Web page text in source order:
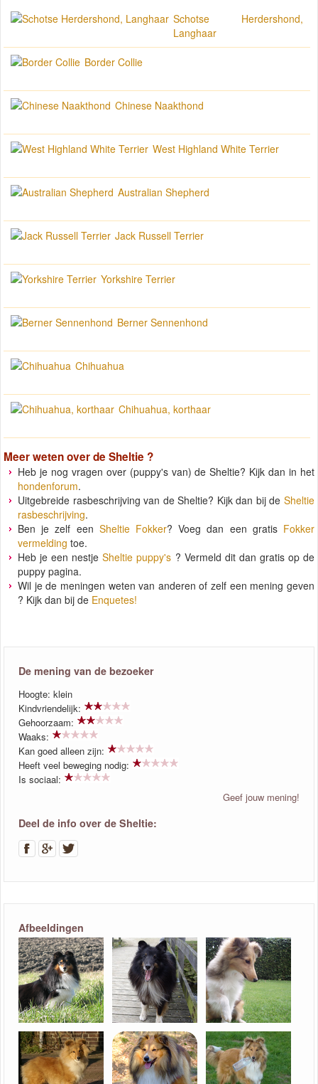
Schotse Herdershond,
Langhaar
Border Collie
Chinese Naakthond
West Highland White Terrier
Australian Shepherd
Jack Russell Terrier
Yorkshire Terrier
Berner Sennenhond
Chihuahua
Chihuahua, korthaar
Meer weten over de Sheltie ?
Heb je nog vragen over (puppy's van) de Sheltie? Kijk dan in het
hondenforum.
Uitgebreide rasbeschrijving van de Sheltie? Kijk dan bij de Sheltie
rasbeschrijving.
Ben je zelf een Sheltie Fokker? Voeg dan een gratis Fokker
vermelding toe.
Heb je een nestjeSheltie puppy's ? Vermeld dit dan gratis op de
puppy pagina.
Wil je de meningen weten van anderen of zelf een mening geven
? Kijk dan bij de Enquetes!
De mening van de bezoeker
Hoogte: klein
Kindvriendelijk:
Gehoorzaam:
Waaks:
Kan goed alleen zijn:
Heeft veel beweging nodig:
Is sociaal:
Geef jouw mening!
Deel de info over de Sheltie:
Afbeeldingen